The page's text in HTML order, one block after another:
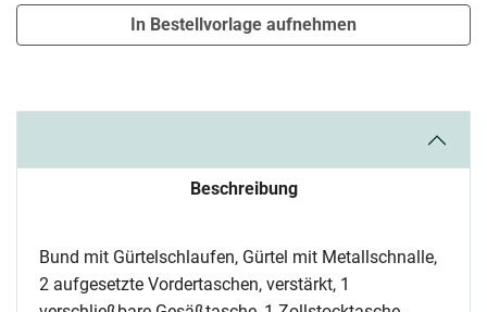
In Bestellvorlage aufnehmen
Beschreibung
Bund mit Gürtelschlaufen, Gürtel mit Metallschnalle,
2 aufgesetzte Vordertaschen, verstärkt, 1